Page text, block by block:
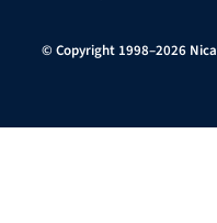
© Copyright 1998–2026